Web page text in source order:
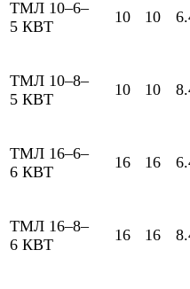
ТМЛ 10–6–
5 КВТ
10 10
ТМЛ 10–8–
5 КВТ
10 10
ТМЛ 16–6–
6 КВТ
16 16
ТМЛ 16–8–
6 КВТ
16 16